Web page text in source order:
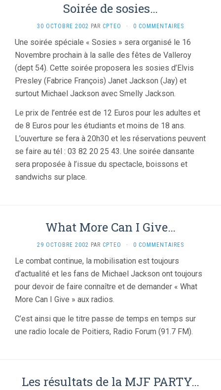
Soirée de sosies…
30 OCTOBRE 2002 PAR CPTEO · 0 COMMENTAIRES
Une soirée spéciale « Sosies » sera organisé le 16
Novembre prochain à la salle des fêtes de Valleroy
(dept 54). Cette soirée proposera les sosies d’Elvis
Presley (Fabrice François) Janet Jackson (Jay) et
surtout Michael Jackson avec Smelly Jackson.
Le prix de l’entrée est de 12 Euros pour les adultes et
de 8 Euros pour les étudiants et moins de 18 ans.
L’ouverture se fera à 20h30 et les réservations peuvent
se faire au tél : 03 82 20 25 43. Une soirée dansante
sera proposée à l’issue du spectacle, boissons et
sandwichs sur place.
What More Can I Give…
29 OCTOBRE 2002 PAR CPTEO · 0 COMMENTAIRES
Le combat continue, la mobilisation est toujours
d’actualité et les fans de Michael Jackson ont toujours
pour devoir de faire connaître et de demander « What
More Can I Give » aux radios.
C’est ainsi que le titre passe de temps en temps sur
une radio locale de Poitiers, Radio Forum (91.7 FM).
Les résultats de la MJF PARTY…